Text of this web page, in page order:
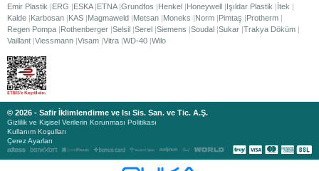
Emir Plastik
ERG ESKA ETNA Grundfos Henkel Honeywell Işıldar Plastik
İtek
Kalde Karbosan KAS Magmaweld Metsan Moneks Norm Pimtaş
Protherm
Regen Pompa Rothenberger Selsil Serel Siemens Soudal Sukar Trakya Döküm
Vaillant Viessmann Visam Vitra WD-40 Wilo
© 2026 - Safir İklimlendirme ve Isı Sis. San. ve Tic. A.Ş.
Gizlilik ve Kişisel Verilerin Korunması Politikası
Kullanım Koşulları
Çerez Ayarları